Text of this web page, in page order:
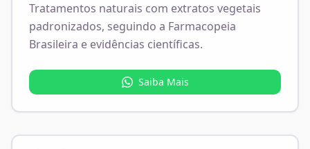
Tratamentos naturais com extratos vegetais
padronizados, seguindo a Farmacopeia
Brasileira e evidências científicas.
Saiba Mais